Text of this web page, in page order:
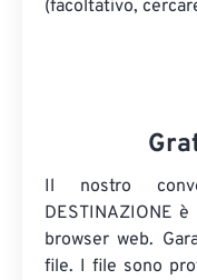
(facoltativo,
Il nostro
DESTINAZIONE
browser web.
file. I file sono